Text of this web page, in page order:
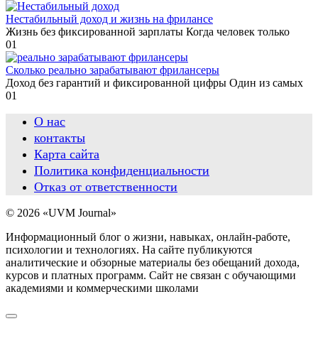
Нестабильный доход и жизнь на фрилансе
Жизнь без фиксированной зарплаты Когда человек только
01
Сколько реально зарабатывают фрилансеры
Доход без гарантий и фиксированной цифры Один из самых
01
О нас
контакты
Карта сайта
Политика конфиденциальности
Отказ от ответственности
© 2026 «UVM Journal»
Информационный блог о жизни, навыках, онлайн-работе,
психологии и технологиях. На сайте публикуются
аналитические и обзорные материалы без обещаний дохода,
курсов и платных программ. Сайт не связан с обучающими
академиями и коммерческими школами